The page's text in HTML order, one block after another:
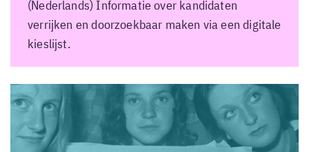
(Nederlands) Informatie over kandidaten
verrijken en doorzoekbaar maken via een digitale
kieslijst.